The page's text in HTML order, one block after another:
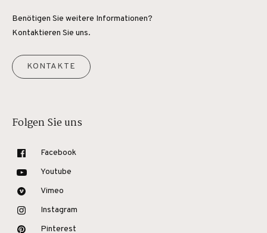
Benötigen Sie weitere Informationen?
Kontaktieren Sie uns.
KONTAKTE
Folgen Sie uns
Facebook
Youtube
Vimeo
Instagram
Pinterest